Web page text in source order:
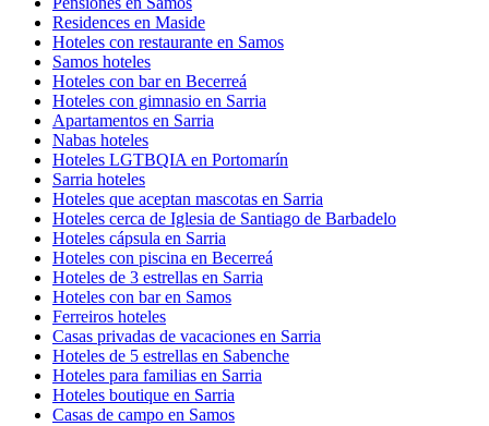
Residences en Maside
Hoteles con restaurante en Samos
Samos hoteles
Hoteles con bar en Becerreá
Hoteles con gimnasio en Sarria
Apartamentos en Sarria
Nabas hoteles
Hoteles LGTBQIA en Portomarín
Sarria hoteles
Hoteles que aceptan mascotas en Sarria
Hoteles cerca de Iglesia de Santiago de Barbadelo
Hoteles cápsula en Sarria
Hoteles con piscina en Becerreá
Hoteles de 3 estrellas en Sarria
Hoteles con bar en Samos
Ferreiros hoteles
Casas privadas de vacaciones en Sarria
Hoteles de 5 estrellas en Sabenche
Hoteles para familias en Sarria
Hoteles boutique en Sarria
Casas de campo en Samos